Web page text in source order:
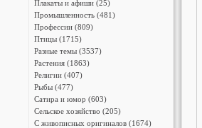
Плакаты и афиши (25)
Промышленность (481)
Профессии (809)
Птицы (1715)
Разные темы (3537)
Растения (1863)
Религии (407)
Рыбы (477)
Сатира и юмор (603)
Сельское хозяйство (205)
С живописных оригиналов (1674)